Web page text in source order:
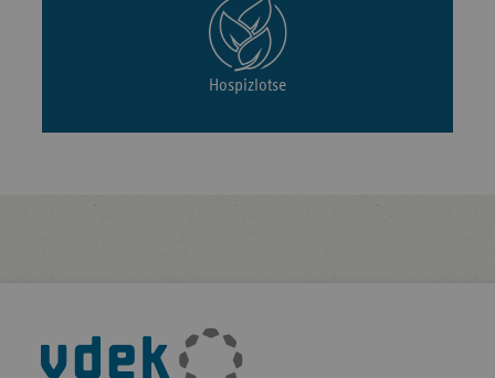
Hospizlotse
Fußleisten-
Navigation